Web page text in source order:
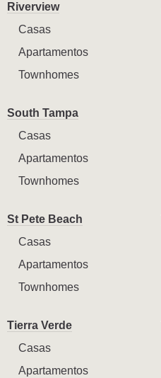
Riverview
Casas
Apartamentos
Townhomes
South Tampa
Casas
Apartamentos
Townhomes
St Pete Beach
Casas
Apartamentos
Townhomes
Tierra Verde
Casas
Apartamentos